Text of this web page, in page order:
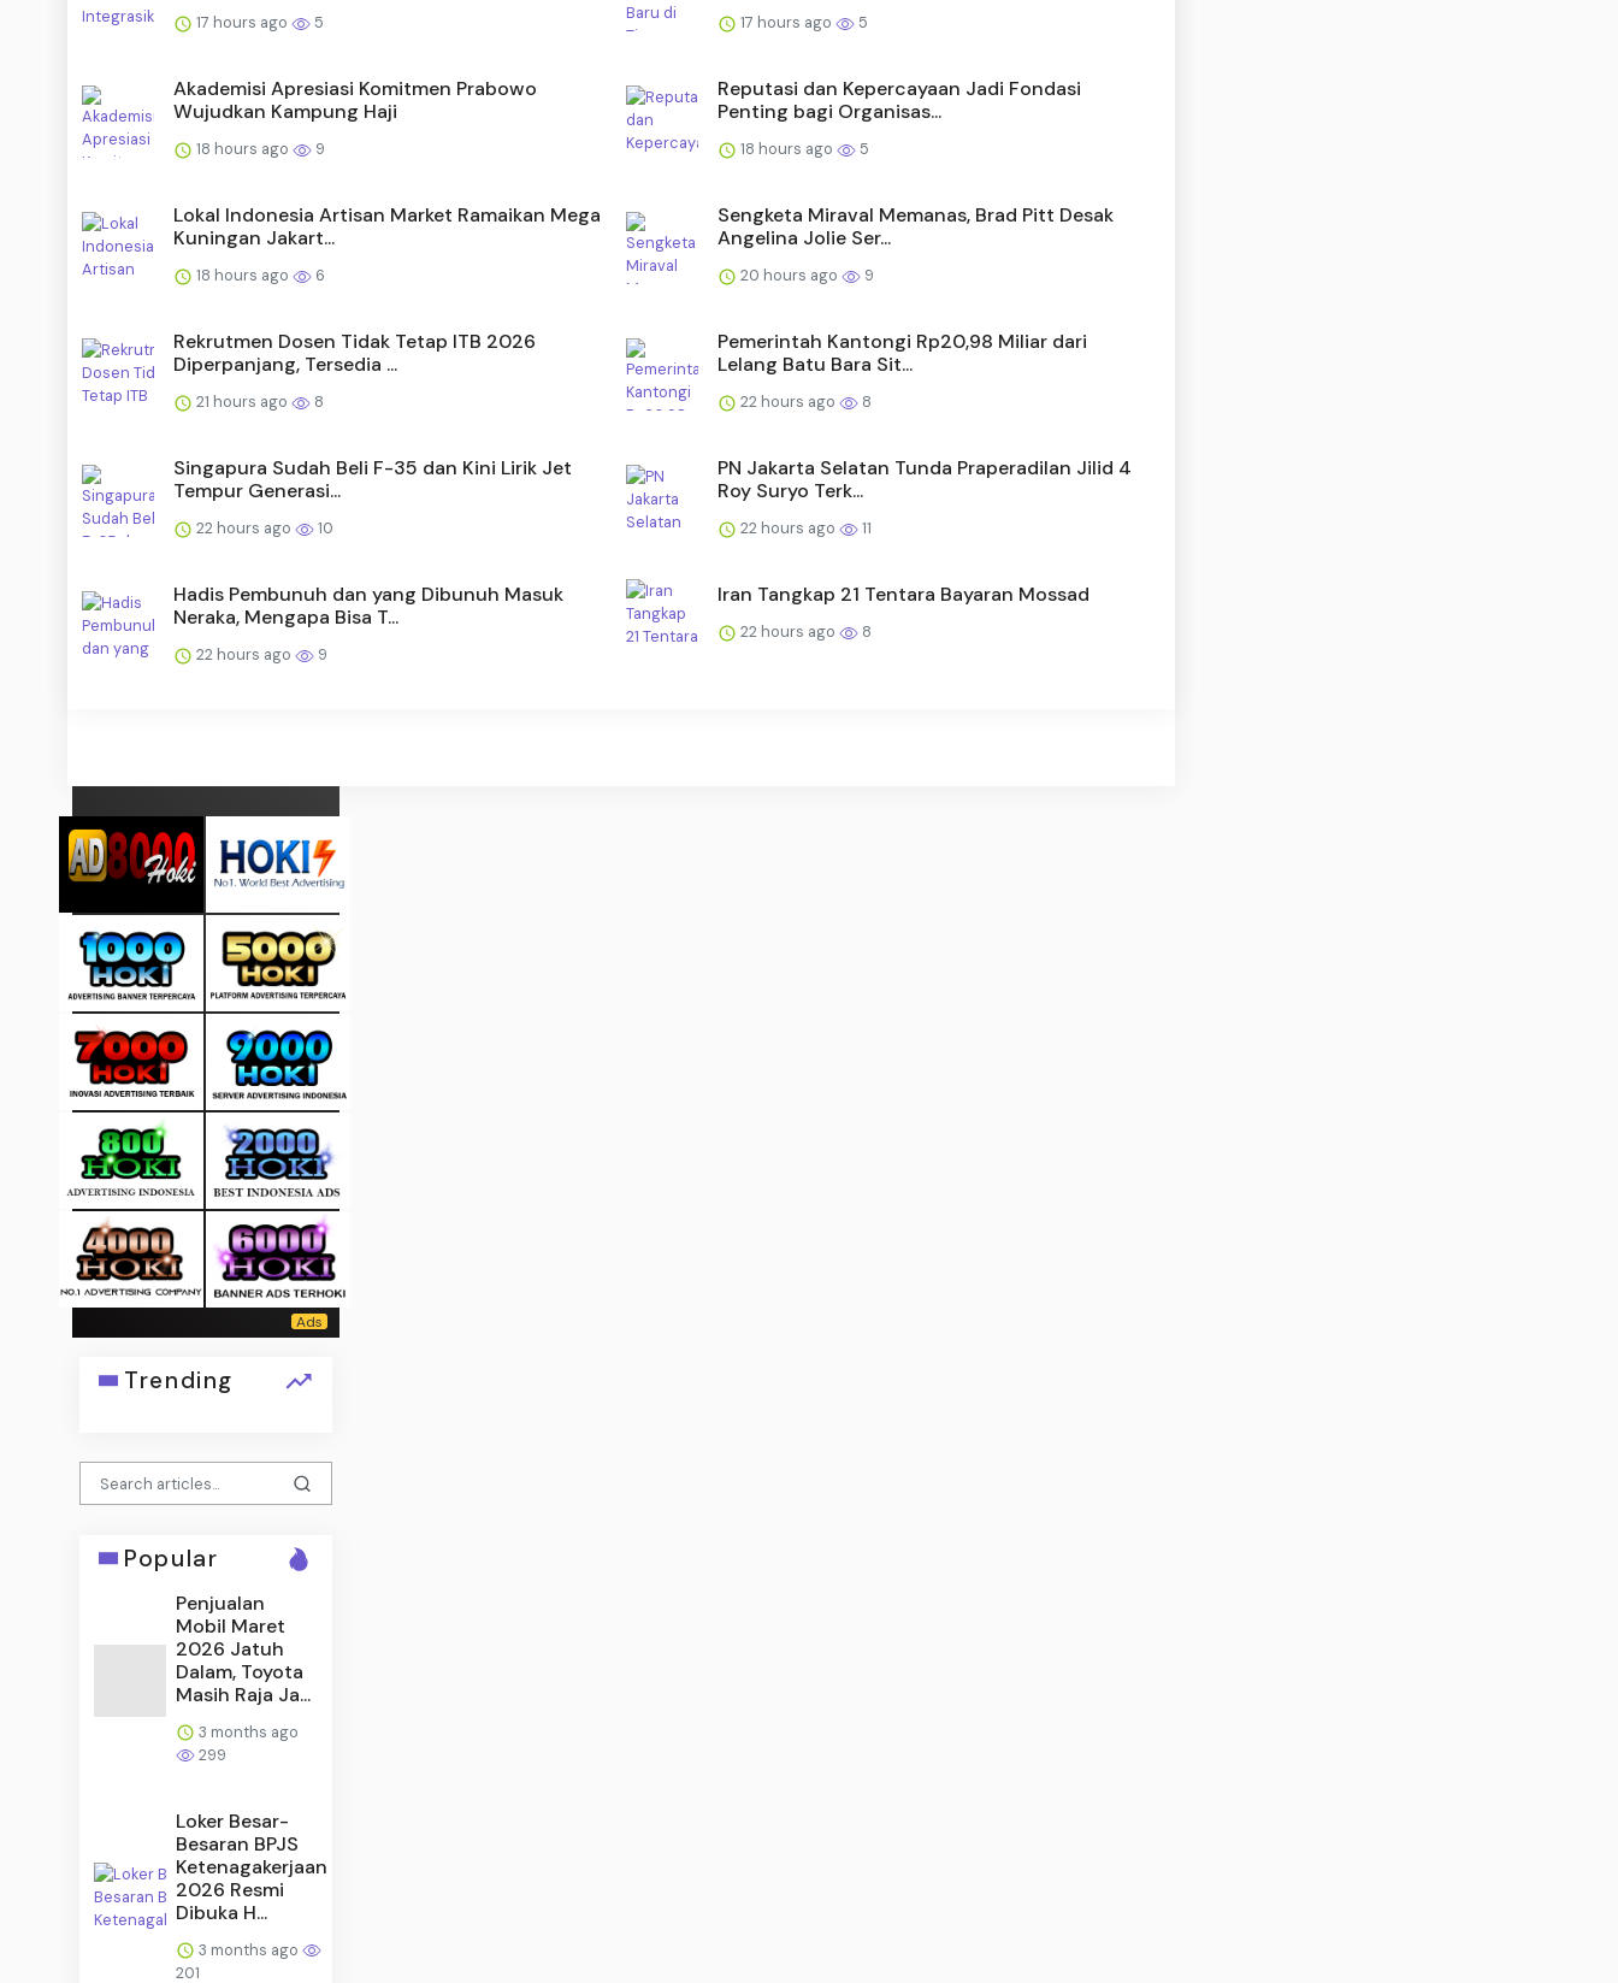
17 hours ago 5 17 hours ago 5
Akademisi Apresiasi Komitmen Prabowo
Wujudkan Kampung Haji
18 hours ago 9
Reputasi dan Kepercayaan Jadi Fondasi
Penting bagi Organisas...
18 hours ago 5
Lokal Indonesia Artisan Market Ramaikan Mega
Kuningan Jakart...
18 hours ago 6
Sengketa Miraval Memanas, Brad Pitt Desak
Angelina Jolie Ser...
20 hours ago 9
Rekrutmen Dosen Tidak Tetap ITB 2026
Diperpanjang, Tersedia ...
21 hours ago 8
Pemerintah Kantongi Rp20,98 Miliar dari
Lelang Batu Bara Sit...
22 hours ago 8
Singapura Sudah Beli F-35 dan Kini Lirik Jet
Tempur Generasi...
22 hours ago 10
PN Jakarta Selatan Tunda Praperadilan Jilid 4
Roy Suryo Terk...
22 hours ago 11
Hadis Pembunuh dan yang Dibunuh Masuk
Neraka, Mengapa Bisa T...
22 hours ago 9
Iran Tangkap 21 Tentara Bayaran Mossad
22 hours ago 8
Trending
Popular
Penjualan
Mobil Maret
2026 Jatuh
Dalam, Toyota
Masih Raja Ja...
3 months ago
299
Loker Besar-
Besaran BPJS
Ketenagakerjaan
2026 Resmi
Dibuka H...
3 months ago
201